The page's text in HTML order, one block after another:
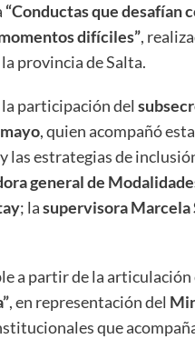
“Conductas que desafían
difíciles”,
provincia de Salta.
participación del
, quien acompañó
las estrategias de
general de
; lasupervisora Marcela
a partir de la articulación
, en representación del
que